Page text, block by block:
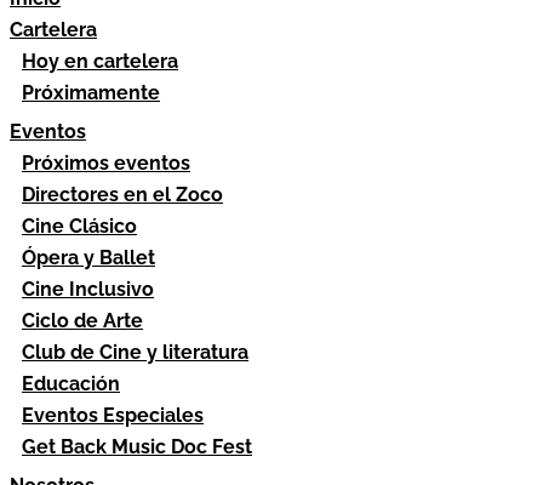
Cartelera
Hoy en cartelera
Próximamente
Eventos
Próximos eventos
Directores en el Zoco
Cine Clásico
Ópera y Ballet
Cine Inclusivo
Ciclo de Arte
Club de Cine y literatura
Educación
Eventos Especiales
Get Back Music Doc Fest